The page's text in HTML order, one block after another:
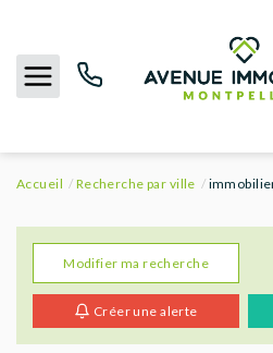
ACHETER
LOUER
Accueil Recherche par ville
Modifier ma recherche
Créer une alerte